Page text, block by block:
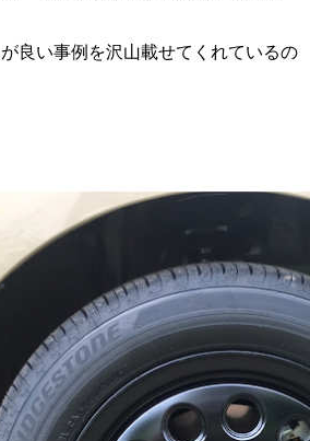
良い事例を沢山載せてくれているの